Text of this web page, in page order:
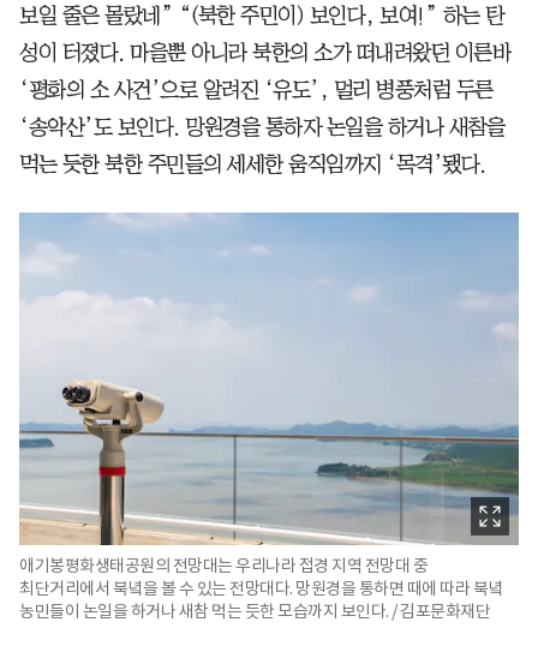
보일 줄은 몰랐네” “(북한 주민이) 보인다, 보여!” 하는 탄
성이 터졌다. 마을뿐 아니라 북한의 소가 떠내려왔던 이른바
‘평화의 소 사건’으로 알려진 ‘유도’, 멀리 병풍처럼 두른
‘송악산’도 보인다. 망원경을 통하자 논일을 하거나 새참을
먹는 듯한 북한 주민들의 세세한 움직임까지 ‘목격’됐다.
애기봉평화생태공원의 전망대는 우리나라 접경 지역 전망대 중
최단거리에서 북녘을 볼 수 있는 전망대다. 망원경을 통하면 때에 따라 북녘
농민들이 논일을 하거나 새참 먹는 듯한 모습까지 보인다. / 김포문화재단